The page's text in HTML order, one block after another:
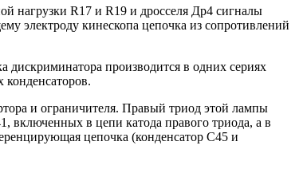
нагрузки R17 и R19 и дросселя Др4 сигналы
электроду кинескопа цепочка из сопротивлений
дискриминатора производится в одних сериях
и ограничителя. Правый триод этой лампы
включенных в цепи катода правого триода, а в
цепочка (конденсатор C45 и